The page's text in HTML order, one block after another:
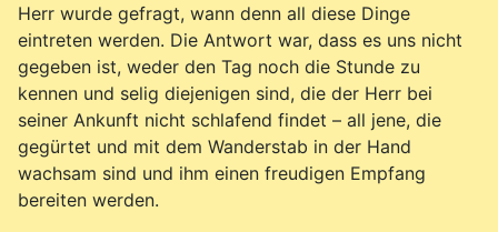
Herr wurde gefragt, wann denn all diese Dinge
eintreten werden. Die Antwort war, dass es uns nicht
gegeben ist, weder den Tag noch die Stunde zu
kennen und selig diejenigen sind, die der Herr bei
seiner Ankunft nicht schlafend findet – all jene, die
gegürtet und mit dem Wanderstab in der Hand
wachsam sind und ihm einen freudigen Empfang
bereiten werden.